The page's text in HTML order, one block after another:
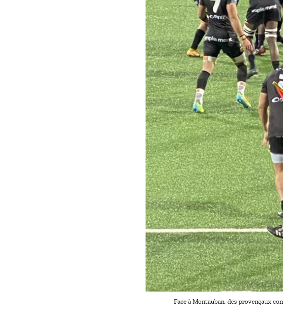
Face à Montauban, des provençaux